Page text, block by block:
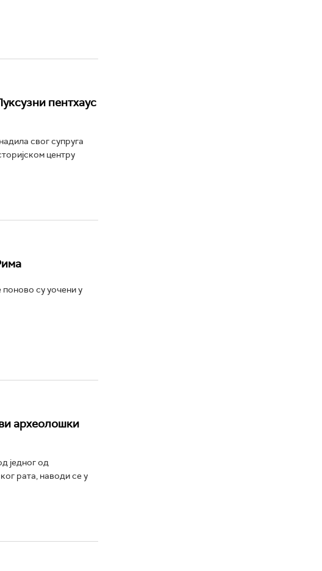
пентхаус
свог супруга
центру
су уочени у
археолошки
једног од
рата, наводи се у